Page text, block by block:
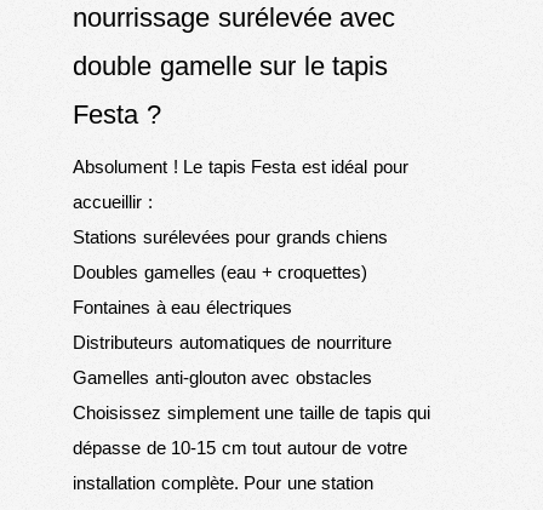
nourrissage surélevée avec
double gamelle sur le tapis
Festa ?
Absolument ! Le tapis Festa est idéal pour
accueillir :
Stations surélevées pour grands chiens
Doubles gamelles (eau + croquettes)
Fontaines à eau électriques
Distributeurs automatiques de nourriture
Gamelles anti-glouton avec obstacles
Choisissez simplement une taille de tapis qui
dépasse de 10-15 cm tout autour de votre
installation complète. Pour une station